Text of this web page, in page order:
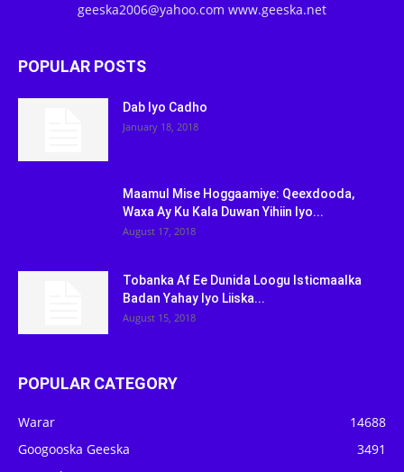
geeska2006@yahoo.com www.geeska.net
POPULAR POSTS
Dab Iyo Cadho
January 18, 2018
Maamul Mise Hoggaamiye: Qeexdooda,
Waxa Ay Ku Kala Duwan Yihiin Iyo...
August 17, 2018
Tobanka Af Ee Dunida Loogu Isticmaalka
Badan Yahay Iyo Liiska...
August 15, 2018
POPULAR CATEGORY
Warar
14688
Googooska Geeska
3491